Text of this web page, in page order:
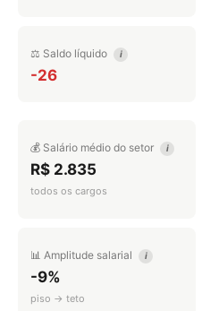
⚖️ Saldo líquido i
-26
💰 Salário médio do setor i
R$ 2.835
todos os cargos
📊 Amplitude salarial i
-9%
piso → teto